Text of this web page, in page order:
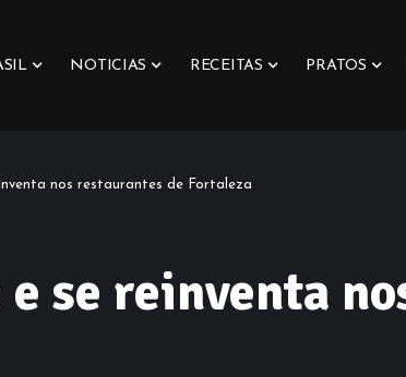
NOTICIAS RECEITAS PRATOS
nos restaurantes de Fortaleza
se reinventa